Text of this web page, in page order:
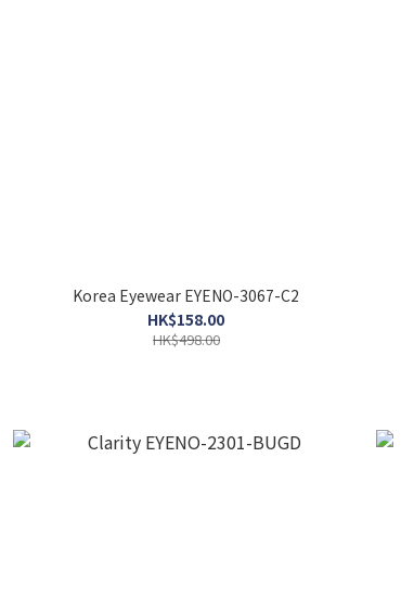
Korea Eyewear EYENO-3067-C2
HK$158.00
HK$498.00